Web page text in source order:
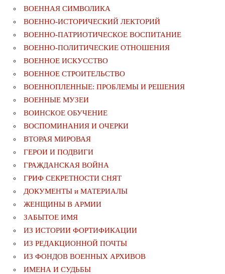
ВОЕННАЯ СИМВОЛИКА
ВОЕННО-ИСТОРИЧЕСКИЙ ЛЕКТОРИЙ
ВОЕННО-ПАТРИОТИЧЕСКОЕ ВОСПИТАНИЕ
ВОЕННО-ПОЛИТИЧЕСКИE ОТНОШЕНИЯ
ВОЕННОЕ ИСКУССТВО
ВОЕННОЕ СТРОИТЕЛЬСТВО
ВОЕННОПЛЕННЫЕ: ПРОБЛЕМЫ И РЕШЕНИЯ
ВОЕННЫЕ МУЗЕИ
ВОИНСКОЕ ОБУЧЕНИЕ
ВОСПОМИНАНИЯ И ОЧЕРКИ
ВТОРАЯ МИРОВАЯ
ГЕРОИ И ПОДВИГИ
ГРАЖДАНСКАЯ ВОЙНА
ГРИФ СЕКРЕТНОСТИ СНЯТ
ДОКУМЕНТЫ и МАТЕРИАЛЫ
ЖЕНЩИНЫ В АРМИИ
ЗАБЫТОЕ ИМЯ
ИЗ ИСТОРИИ ФОРТИФИКАЦИИ
ИЗ РЕДАКЦИОННОЙ ПОЧТЫ
ИЗ ФОНДОВ ВОЕННЫХ АРХИВОВ
ИМЕНА И СУДЬБЫ